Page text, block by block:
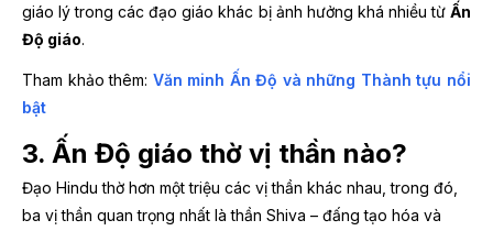
giáo lý trong các đạo giáo khác bị ảnh hưởng khá nhiều từ Ấn
Độ giáo.
Tham khảo thêm: Văn minh Ấn Độ và những Thành tựu nổi
bật
3. Ấn Độ giáo thờ vị thần nào?
Đạo Hindu thờ hơn một triệu các vị thần khác nhau, trong đó,
ba vị thần quan trọng nhất là thần Shiva – đấng tạo hóa và